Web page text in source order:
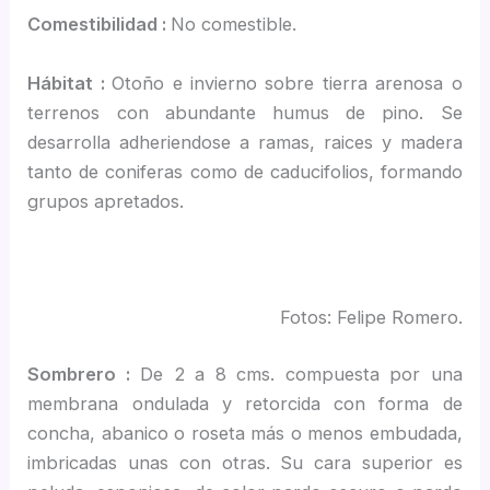
Comestibilidad : No comestible.
Hábitat :Otoño e invierno sobre tierra arenosa o
terrenos con abundante humus de pino. Se
desarrolla adheriendose a ramas, raices y madera
tanto de coniferas como de caducifolios, formando
grupos apretados.
Fotos: Felipe Romero.
Sombrero : De 2 a 8 cms. compuesta por una
membrana ondulada y retorcida con forma de
concha, abanico o roseta más o menos embudada,
imbricadas unas con otras. Su cara superior es